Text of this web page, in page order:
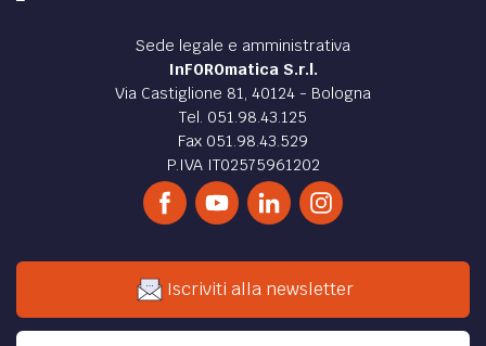
Sede legale e amministrativa
InFOROmatica S.r.l.
Via Castiglione 81, 40124 - Bologna
Tel. 051.98.43.125
Fax 051.98.43.529
P.IVA IT02575961202
Iscriviti alla newsletter